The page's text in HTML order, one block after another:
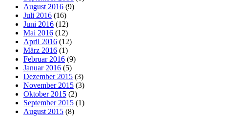
August 2016 (9)
Juli 2016 (16)
Juni 2016 (12)
Mai 2016 (12)
April 2016 (12)
März 2016 (1)
Februar 2016 (9)
Januar 2016 (5)
Dezember 2015 (3)
November 2015 (3)
Oktober 2015 (2)
September 2015 (1)
August 2015 (8)